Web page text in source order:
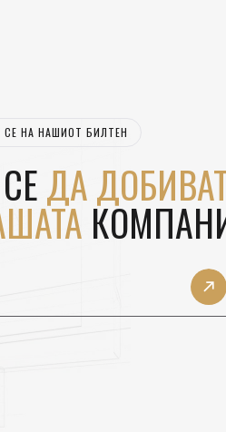
СЕ НА НАШИОТ БИЛТЕН
ДА